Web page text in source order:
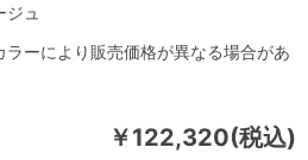
￥122,320(税込)
ラーにより販売価格が異なる場合があ
ジュ